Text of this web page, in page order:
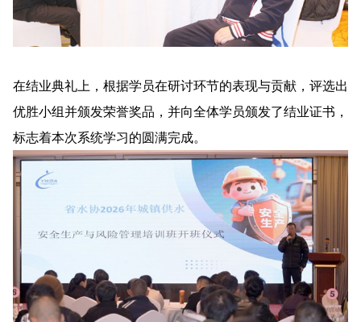
在结业典礼上，根据学员在研讨环节的表现与贡献，评选出
优胜小组并颁发荣誉奖品，并向全体学员颁发了结业证书，
标志着本次系统学习的圆满完成。